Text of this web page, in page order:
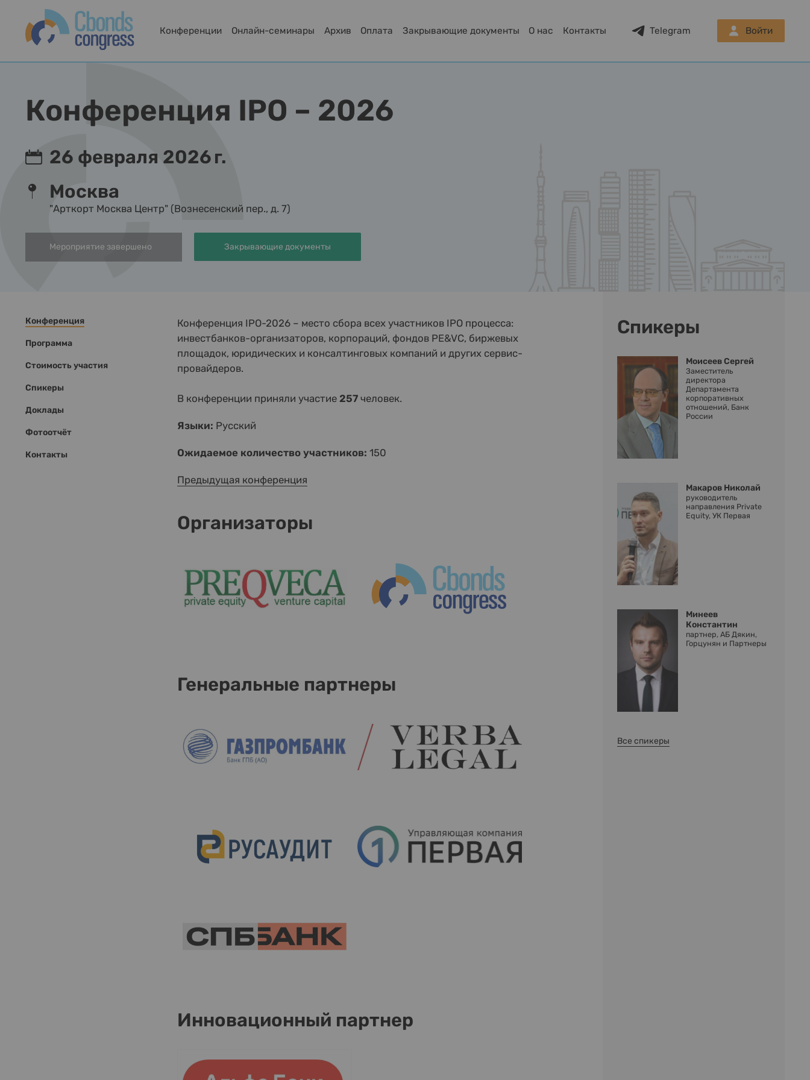
Конференции Онлайн-семинары Архив Оплата Закрывающие документы О нас Контакты Telegram Войти
Конференция IPO – 2026
26 февраля 2026 г.
Москва
"Арткорт Москва Центр" (Вознесенский пер., д. 7)
Мероприятие завершено Закрывающие документы
Конференция
Программа
Стоимость участия
Спикеры
Доклады
Фотоотчёт
Контакты
Конференция IPO-2026 – место сбора всех участников IPO процесса:
инвестбанков-организаторов, корпораций, фондов PE&VC, биржевых
площадок, юридических и консалтинговых компаний и других сервис-
провайдеров.
В конференции приняли участие 257 человек.
Языки: Русский
Ожидаемое количество участников: 150
Предыдущая конференция
Организаторы
Генеральные партнеры
Инновационный партнер
Спикеры
Моисеев Сергей
Заместитель
директора
Департамента
корпоративных
отношений, Банк
России
Макаров Николай
руководитель
направления Private
Equity, УК Первая
Минеев
Константин
партнер, АБ Дякин,
Горцунян и Партнеры
Все спикеры